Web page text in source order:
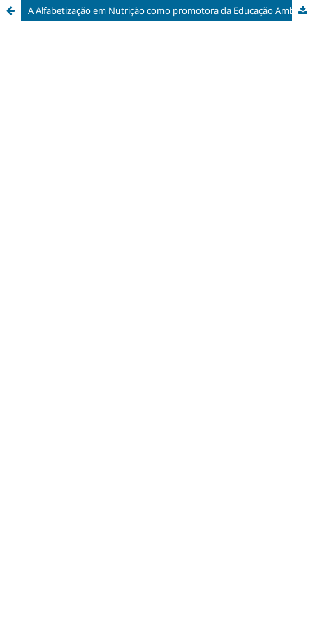
A Alfabetização em Nutrição como promotora da Educação Ambiental Crítica no Ensino Fundamental: uma articulação necessária